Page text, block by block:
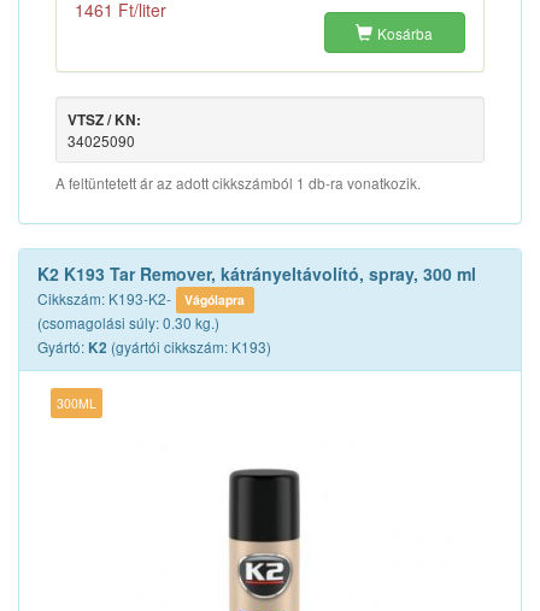
1461 Ft/liter
Kosárba
VTSZ / KN:
34025090
A feltüntetett ár az adott cikkszámból 1 db-ra vonatkozik.
K2 K193 Tar Remover, kátrányeltávolító, spray, 300 ml
Cikkszám: K193-K2- Vágólapra
(csomagolási súly: 0.30 kg.)
Gyártó: K2 (gyártói cikkszám: K193)
300ML